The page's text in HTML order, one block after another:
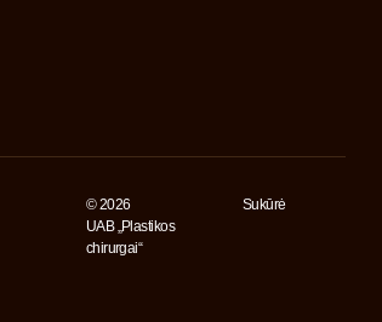
© 2026
UAB „Plastikos
chirurgai“
Sukūrė